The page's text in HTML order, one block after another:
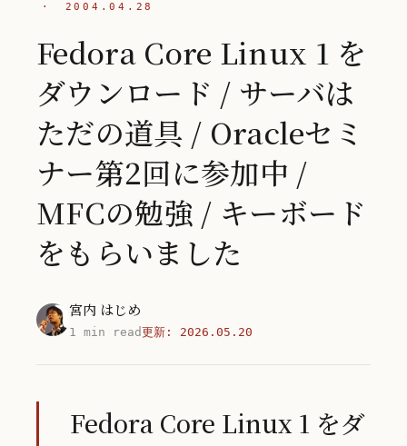
· 2004.04.28
Fedora Core Linux 1 を
ダウンロード / サーバは
ただの道具 / Oracleセミ
ナー第2回に参加中 /
MFCの勉強 / キーボード
をもらいました
宮内 はじめ
1 min read更新: 2026.05.20
Fedora Core Linux 1 をダ